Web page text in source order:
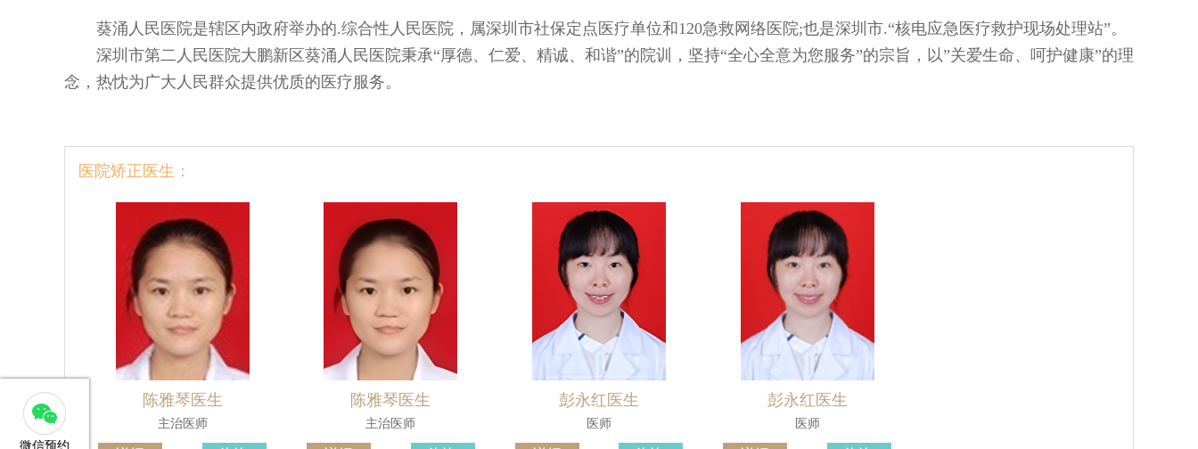
葵涌人民医院是辖区内政府举办的.综合性人民医院，属深圳市社保定点医疗单位和120急救网络医院;也是深圳市.“核电应急医疗救护现场处理站”。
深圳市第二人民医院大鹏新区葵涌人民医院秉承“厚德、仁爱、精诚、和谐”的院训，坚持“全心全意为您服务”的宗旨，以”关爱生命、呵护健康”的理
念，热忱为广大人民群众提供优质的医疗服务。
医院矫正医生：
陈雅琴医生
主治医师
陈雅琴医生
主治医师
彭永红医生
医师
彭永红医生
医师
微信预约